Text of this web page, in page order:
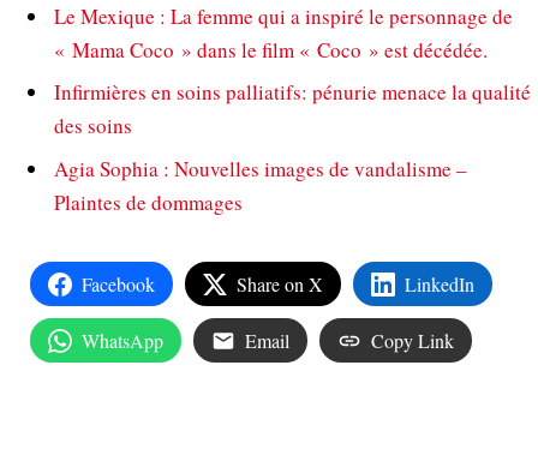
Le Mexique : La femme qui a inspiré le personnage de
« Mama Coco » dans le film « Coco » est décédée.
Infirmières en soins palliatifs: pénurie menace la qualité
des soins
Agia Sophia : Nouvelles images de vandalisme –
Plaintes de dommages
Facebook Share on X LinkedIn
WhatsApp Email Copy Link